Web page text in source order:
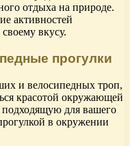
отдыха на природе.
активностей
вкусу.
прогулки
и велосипедных троп,
красотой окружающей
для вашего
в окружении